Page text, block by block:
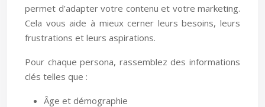
permet d’adapter votre contenu et votre marketing.
Cela vous aide à mieux cerner leurs besoins, leurs
frustrations et leurs aspirations.
Pour chaque persona, rassemblez des informations
clés telles que :
Âge et démographie